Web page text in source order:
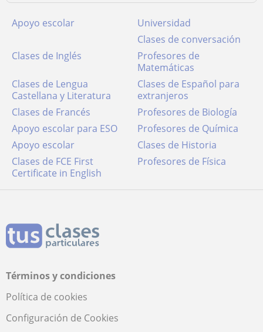
Apoyo escolar
Universidad
Clases de conversación
Clases de Inglés
Profesores de
Matemáticas
Clases de Lengua
Castellana y Literatura
Clases de Español para
extranjeros
Clases de Francés
Profesores de Biología
Apoyo escolar para ESO
Profesores de Química
Apoyo escolar
Clases de Historia
Clases de FCE First
Certificate in English
Profesores de Física
Términos y condiciones
Política de cookies
Configuración de Cookies